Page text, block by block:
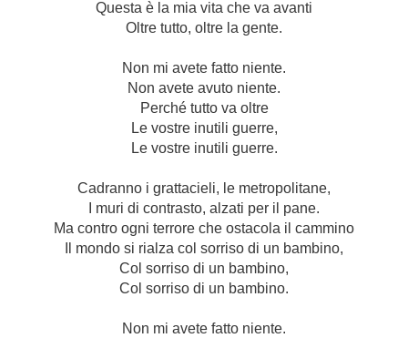
Questa è la mia vita che va avanti
Oltre tutto, oltre la gente.
Non mi avete fatto niente.
Non avete avuto niente.
Perché tutto va oltre
Le vostre inutili guerre,
Le vostre inutili guerre.
Cadranno i grattacieli, le metropolitane,
I muri di contrasto, alzati per il pane.
Ma contro ogni terrore che ostacola il cammino
Il mondo si rialza col sorriso di un bambino,
Col sorriso di un bambino,
Col sorriso di un bambino.
Non mi avete fatto niente.